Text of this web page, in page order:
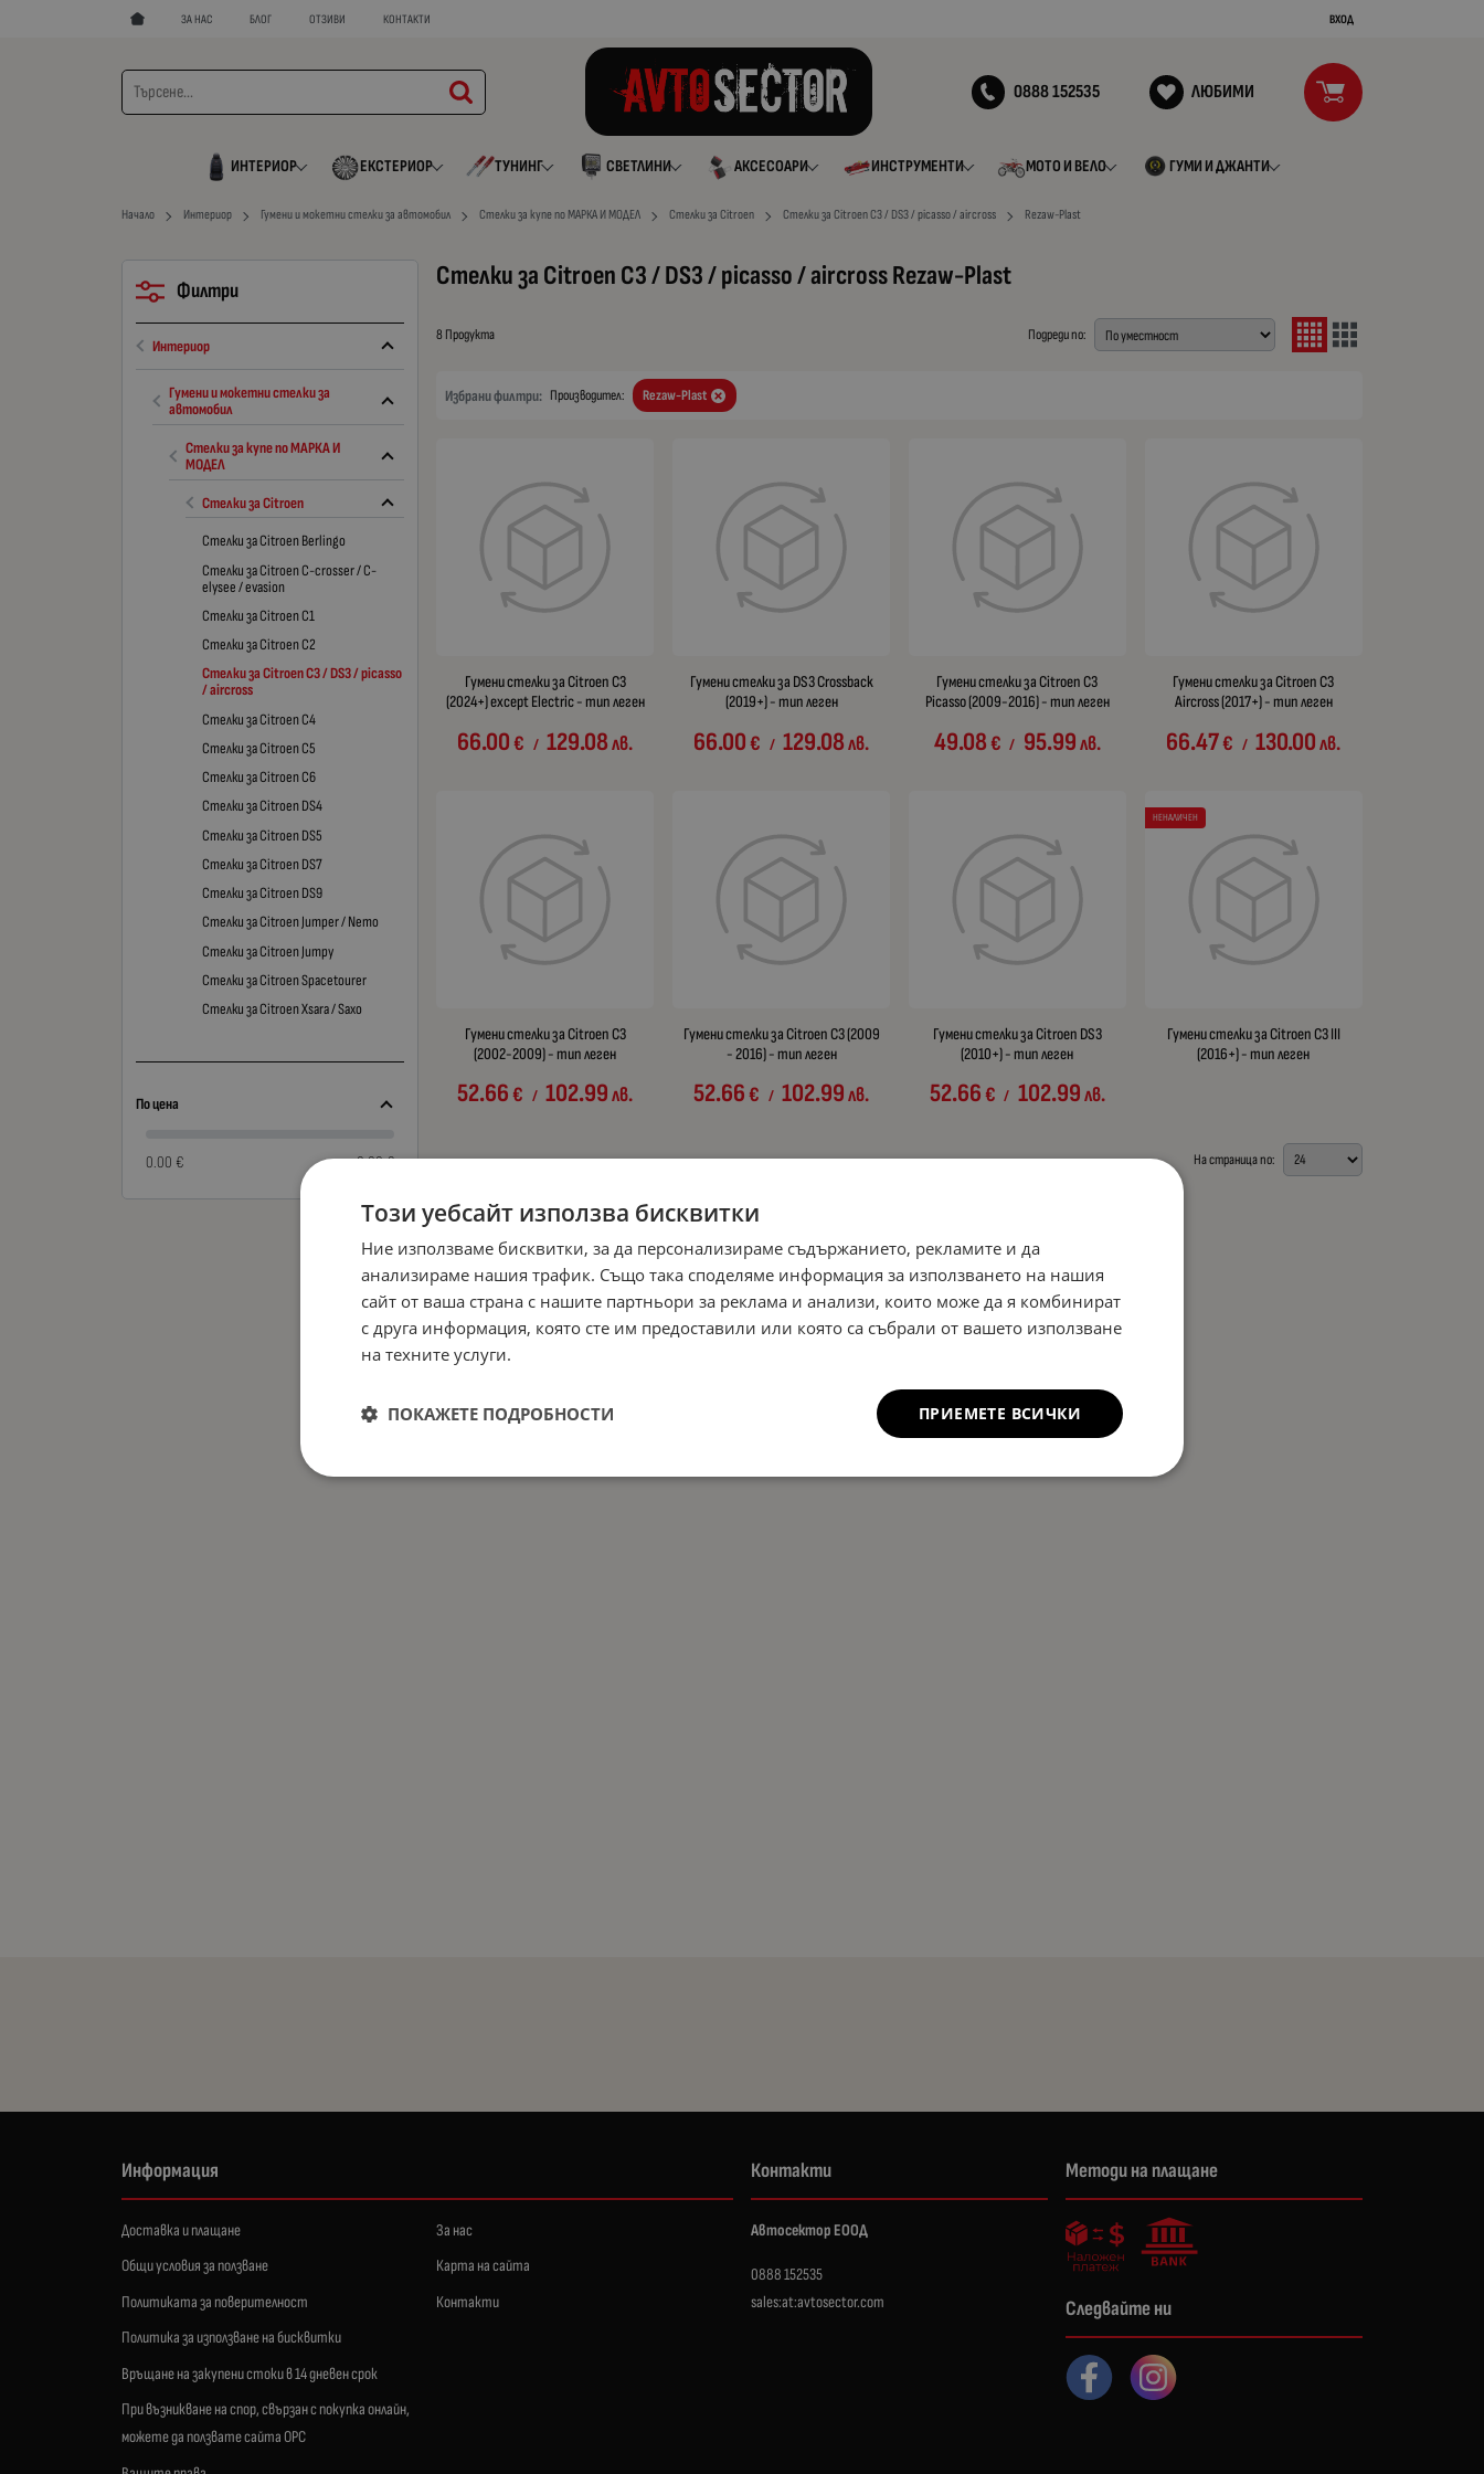
ЗА НАС БЛОГ ОТЗИВИ КОНТАКТИ ВХОД
0888 152535 ЛЮБИМИ
ИНТЕРИОР ЕКСТЕРИОР ТУНИНГ СВЕТЛИНИ АКСЕСОАРИ ИНСТРУМЕНТИ МОТО И ВЕЛО ГУМИ И ДЖАНТИ
Начало Интериор Гумени и мокетни стелки за автомобил Стелки за купе по МАРКА И МОДЕЛ Стелки за Citroen Стелки за Citroen C3 / DS3 / picasso / aircross Rezaw-Plast
Стелки за Citroen C3 / DS3 / picasso / aircross Rezaw-Plast
8 Продукта Подреди по:
Избрани филтри: Производител: Rezaw-Plast
Гумени стелки за Citroen C3
(2024+) except Electric - тип леген
66.00€ / 129.08лв.
Гумени стелки за DS3 Crossback
(2019+) - тип леген
66.00€ / 129.08лв.
Гумени стелки за Citroen C3
Picasso (2009-2016) - тип леген
49.08€ / 95.99лв.
Гумени стелки за Citroen C3
Aircross (2017+) - тип леген
66.47€ / 130.00лв.
Гумени стелки за Citroen C3
(2002-2009) - тип леген
52.66€ / 102.99лв.
Гумени стелки за Citroen C3 (2009
- 2016) - тип леген
52.66€ / 102.99лв.
Гумени стелки за Citroen DS3
(2010+) - тип леген
52.66€ / 102.99лв.
Гумени стелки за Citroen C3 III
(2016+) - тип леген
НЕНАЛИЧЕН
На страница по:
Филтри
Интериор
Гумени и мокетни стелки за
автомобил
Стелки за купе по МАРКА И
МОДЕЛ
Стелки за Citroen
Стелки за Citroen Berlingo
Стелки за Citroen C-crosser / C-
elysee / evasion
Стелки за Citroen C1
Стелки за Citroen C2
Стелки за Citroen C3 / DS3 / picasso
/ aircross
Стелки за Citroen C4
Стелки за Citroen C5
Стелки за Citroen C6
Стелки за Citroen DS4
Стелки за Citroen DS5
Стелки за Citroen DS7
Стелки за Citroen DS9
Стелки за Citroen Jumper / Nemo
Стелки за Citroen Jumpy
Стелки за Citroen Spacetourer
Стелки за Citroen Xsara / Saxo
По цена
0.00 € 0.00 €
Информация
Доставка и плащане
Общи условия за ползване
Политиката за поверителност
Политика за използване на бисквитки
Връщане на закупени стоки в 14 дневен срок
При възникване на спор, свързан с покупка онлайн,
можете да ползвате сайта ОРС
За нас
Карта на сайта
Контакти
Контакти
Автосектор ЕООД
0888 152535
sales:at:avtosector.com
Методи на плащане
Следвайте ни
Този уебсайт използва бисквитки
Ние използваме бисквитки, за да персонализираме съдържанието, рекламите и да
анализираме нашия трафик. Също така споделяме информация за използването на нашия
сайт от ваша страна с нашите партньори за реклама и анализи, които може да я комбинират
с друга информация, която сте им предоставили или която са събрали от вашето използване
на техните услуги.
ПРИЕМЕТЕ ВСИЧКИ
ПОКАЖЕТЕ ПОДРОБНОСТИ